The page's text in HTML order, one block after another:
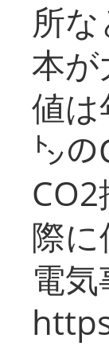
所
本
値
㌧
際
電